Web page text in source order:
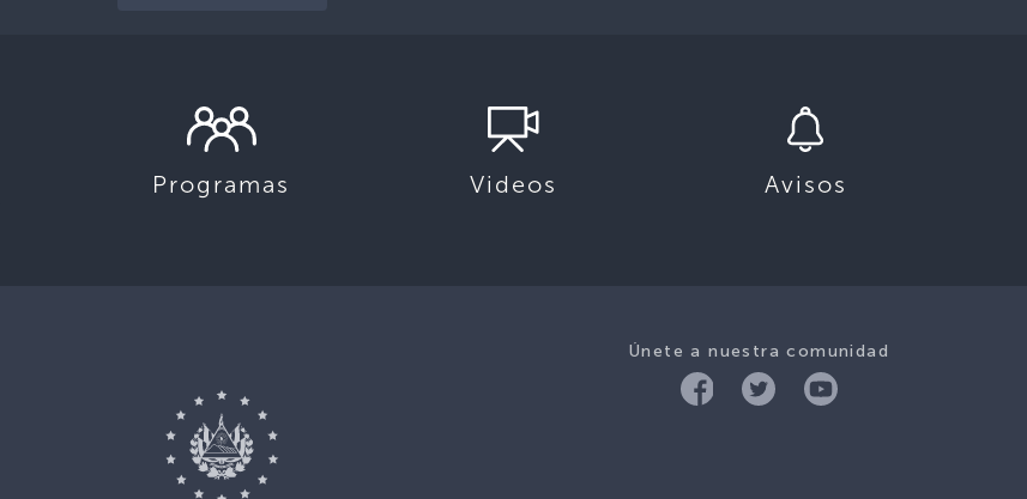
Programas Videos Avisos
Únete a nuestra comunidad